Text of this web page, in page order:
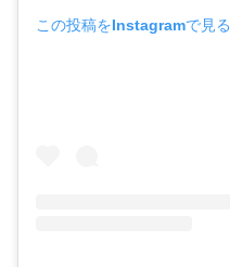
この投稿をInstagramで見る